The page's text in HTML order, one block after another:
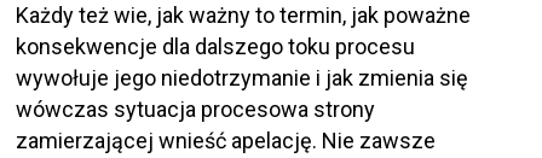
Każdy też wie, jak ważny to termin, jak poważne
konsekwencje dla dalszego toku procesu
wywołuje jego niedotrzymanie i jak zmienia się
wówczas sytuacja procesowa strony
zamierzającej wnieść apelację. Nie zawsze